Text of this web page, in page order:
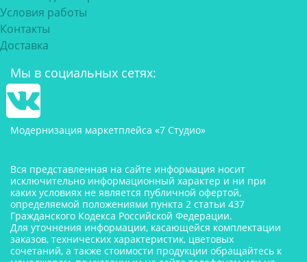
Условия работы
Контакты
Доставка
Мы в социальных сетях:
Модернизация маркетплейса «7 Студио»
Вся представленная на сайте информация носит
исключительно информационный характер и ни при
каких условиях не является публичной офертой,
определяемой положениями пункта 2 статьи 437
Гражданского Кодекса Российской Федерации.
Для уточнения информации, касающейся комплектации
заказов, технических характеристик, цветовых
сочетаний, а также стоимости продукции обращайтесь к